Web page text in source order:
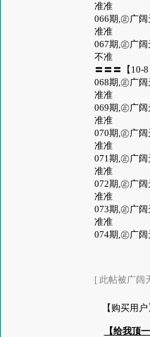
准准
066期,㊣广
准准
067期,㊣广
不准
〓〓〓【10-
068期,㊣广
准准
069期,㊣广
准准
070期,㊣广
准准
071期,㊣广
准准
072期,㊣广
准准
073期,㊣广
准准
074期,㊣广
[ 此帖被广阔
【购买用户
【给我顶一